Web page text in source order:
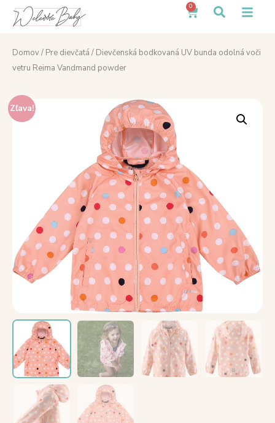
0
Domov/ Pre dievčatá / Dievčenská bodkovaná UV bunda odolná voči
vetru Reima Vandmand powder
Zľava!